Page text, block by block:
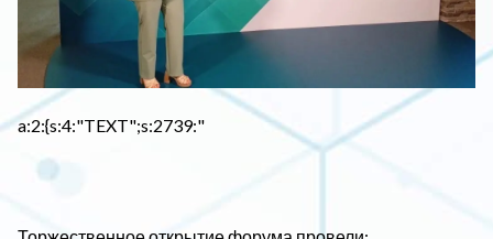
a:2:{s:4:"TEXT";s:2739:"